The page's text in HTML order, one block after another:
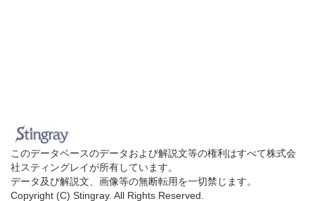
このデータベースのデータおよび解説文等の権利はすべて株式会
社スティングレイが所有しています。
データ及び解説文、画像等の無断転用を一切禁じます。
Copyright (C) Stingray. All Rights Reserved.